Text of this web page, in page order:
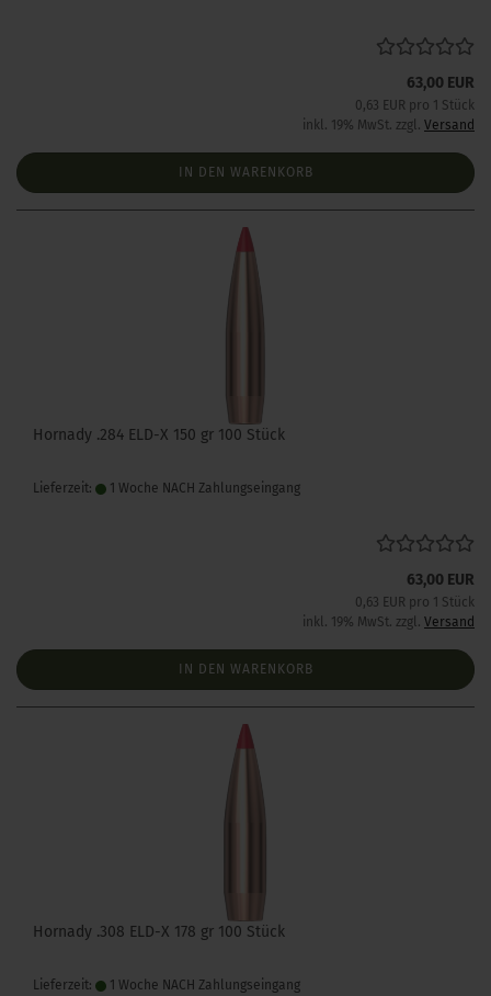
63,00 EUR
0,63 EUR pro 1 Stück
inkl. 19% MwSt. zzgl. Versand
IN DEN WARENKORB
Hornady .284 ELD-X 150 gr 100 Stück
Lieferzeit: 1 Woche NACH Zahlungseingang
63,00 EUR
0,63 EUR pro 1 Stück
inkl. 19% MwSt. zzgl. Versand
IN DEN WARENKORB
Hornady .308 ELD-X 178 gr 100 Stück
Lieferzeit: 1 Woche NACH Zahlungseingang